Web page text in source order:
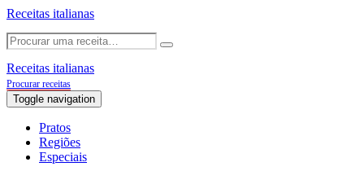
Receitas italianas
Receitas italianas
Procurar receitas
Toggle navigation
Pratos
Regiões
Especiais